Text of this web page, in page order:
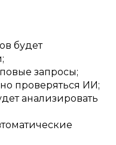
будет
запросы;
проверяться ИИ;
анализировать